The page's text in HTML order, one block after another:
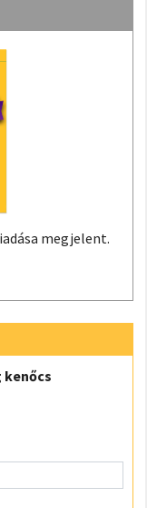
megjelent.
kenőcs